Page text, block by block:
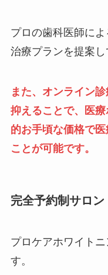
プロの歯科医師に
治療プランを提案し
また、オンライン
抑えることで、医
的お手頃な価格で
ことが可能です。
完全予約制サロン
プロケアホワイト
す。